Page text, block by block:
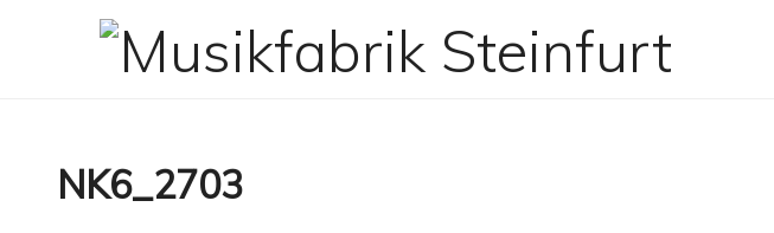
NK6_2703